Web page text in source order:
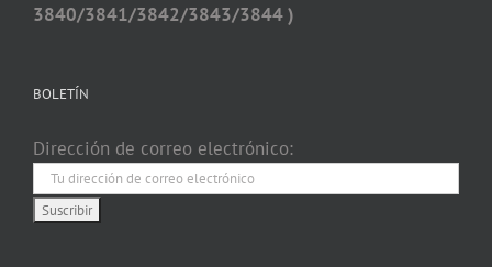
3840/3841/3842/3843/3844 )
BOLETÍN
Dirección de correo electrónico: